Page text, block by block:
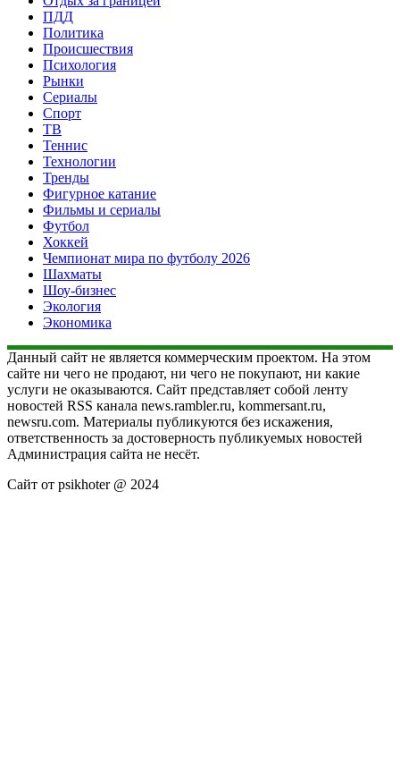
ПДД
Политика
Происшествия
Психология
Рынки
Сериалы
Спорт
ТВ
Теннис
Технологии
Тренды
Фигурное катание
Фильмы и сериалы
Футбол
Хоккей
Чемпионат мира по футболу 2026
Шахматы
Шоу-бизнес
Экология
Экономика
Данный сайт не является коммерческим проектом. На этом
сайте ни чего не продают, ни чего не покупают, ни какие
услуги не оказываются. Сайт представляет собой ленту
новостей RSS канала news.rambler.ru, kommersant.ru,
newsru.com. Материалы публикуются без искажения,
ответственность за достоверность публикуемых новостей
Администрация сайта не несёт.
Сайт от psikhoter @ 2024